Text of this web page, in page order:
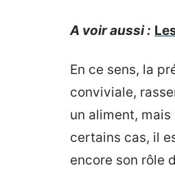
A voir aussi :
En ce sens, la
conviviale,
un aliment,
certains cas, il
encore son rôle